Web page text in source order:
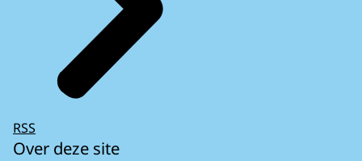
RSS
Over deze site